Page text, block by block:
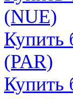
(NUE)
Купить
(PAR)
Купить